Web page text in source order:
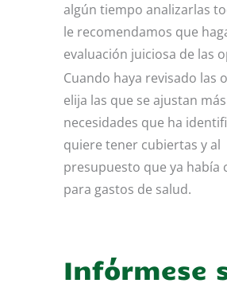
algún tiempo analizarlas
le recomendamos que
evaluación juiciosa de las
Cuando haya revisado las
elija las que se ajustan
necesidades que ha
quiere tener cubiertas y al
presupuesto que ya había
para gastos de salud.
Infórmese